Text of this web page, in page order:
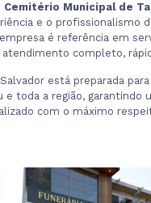
Municipal de
e o profissionalismo
é referência em
completo,
está preparada
e toda a região, garantindo
com o máximo